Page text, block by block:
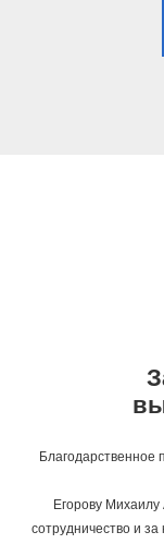
Благодарственное
Егорову
сотрудничество и